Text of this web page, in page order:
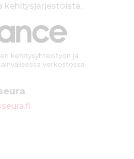
kehitysjärjestöistä.
kehitysyhteistyön ja
verkostossa.